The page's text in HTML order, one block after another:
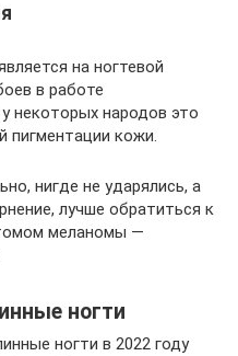
на ногтевой
в работе
некоторых народов это
пигментации кожи.
нигде не ударялись, а
лучше обратиться к
меланомы —
ногти
ногти в 2022 году